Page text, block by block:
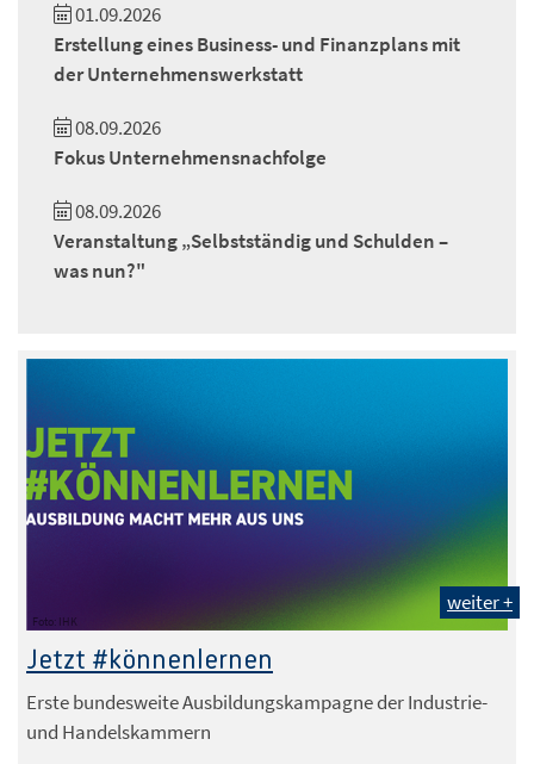
01.09.2026
Erstellung eines Business- und Finanzplans mit
der Unternehmenswerkstatt
08.09.2026
Fokus Unternehmensnachfolge
08.09.2026
Veranstaltung „Selbstständig und Schulden –
was nun?"
Foto: IHK
weiter +
Jetzt #könnenlernen
Erste bundesweite Ausbildungskampagne der Industrie-
und Handelskammern